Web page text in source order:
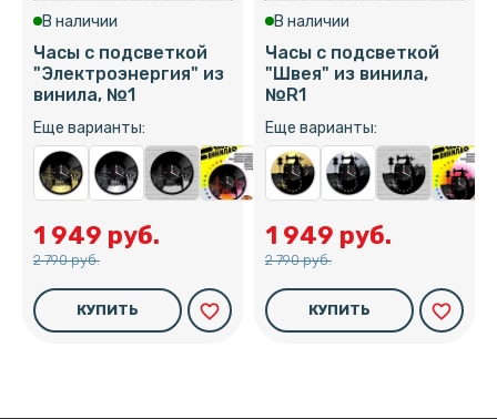
В наличии
Часы с подсветкой
"Электроэнергия" из
винила, №1
Еще варианты:
1 949 руб.
2 790 руб.
КУПИТЬ favorite_border
В наличии
Часы с подсветкой
"Швея" из винила,
№R1
Еще варианты:
1 949 руб.
2 790 руб.
КУПИТЬ favorite_border